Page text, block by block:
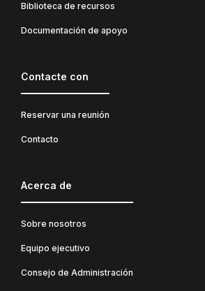
Biblioteca de recursos
Documentación de apoyo
Contacte con
Reservar una reunión
Contacto
Acerca de
Sobre nosotros
Equipo ejecutivo
Consejo de Administración